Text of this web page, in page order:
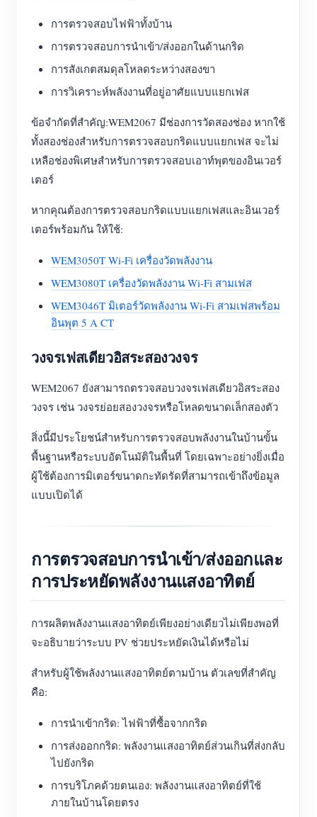
การตรวจสอบไฟฟ้าทั้งบ้าน
การตรวจสอบการนำเข้า/ส่งออกในด้านกริด
การสังเกตสมดุลโหลดระหว่างสองขา
การวิเคราะห์พลังงานที่อยู่อาศัยแบบแยกเฟส
ข้อจำกัดที่สำคัญ:WEM2067 มีช่องการวัดสองช่อง หากใช้
ทั้งสองช่องสำหรับการตรวจสอบกริดแบบแยกเฟส จะไม่
เหลือช่องพิเศษสำหรับการตรวจสอบเอาท์พุตของอินเวอร์
เตอร์
หากคุณต้องการตรวจสอบกริดแบบแยกเฟสและอินเวอร์
เตอร์พร้อมกัน ให้ใช้:
WEM3050T Wi-Fi เครื่องวัดพลังงาน
WEM3080T เครื่องวัดพลังงาน Wi-Fi สามเฟส
WEM3046T มิเตอร์วัดพลังงาน Wi-Fi สามเฟสพร้อม
อินพุต 5 A CT
วงจรเฟสเดียวอิสระสองวงจร
WEM2067 ยังสามารถตรวจสอบวงจรเฟสเดียวอิสระสอง
วงจร เช่น วงจรย่อยสองวงจรหรือโหลดขนาดเล็กสองตัว
สิ่งนี้มีประโยชน์สำหรับการตรวจสอบพลังงานในบ้านขั้น
พื้นฐานหรือระบบอัตโนมัติในพื้นที่ โดยเฉพาะอย่างยิ่งเมื่อ
ผู้ใช้ต้องการมิเตอร์ขนาดกะทัดรัดที่สามารถเข้าถึงข้อมูล
แบบเปิดได้
การตรวจสอบการนำเข้า/ส่งออกและ
การประหยัดพลังงานแสงอาทิตย์
การผลิตพลังงานแสงอาทิตย์เพียงอย่างเดียวไม่เพียงพอที่
จะอธิบายว่าระบบ PV ช่วยประหยัดเงินได้หรือไม่
สำหรับผู้ใช้พลังงานแสงอาทิตย์ตามบ้าน ตัวเลขที่สำคัญ
คือ:
การนำเข้ากริด: ไฟฟ้าที่ซื้อจากกริด
การส่งออกกริด: พลังงานแสงอาทิตย์ส่วนเกินที่ส่งกลับ
ไปยังกริด
การบริโภคด้วยตนเอง: พลังงานแสงอาทิตย์ที่ใช้
ภายในบ้านโดยตรง